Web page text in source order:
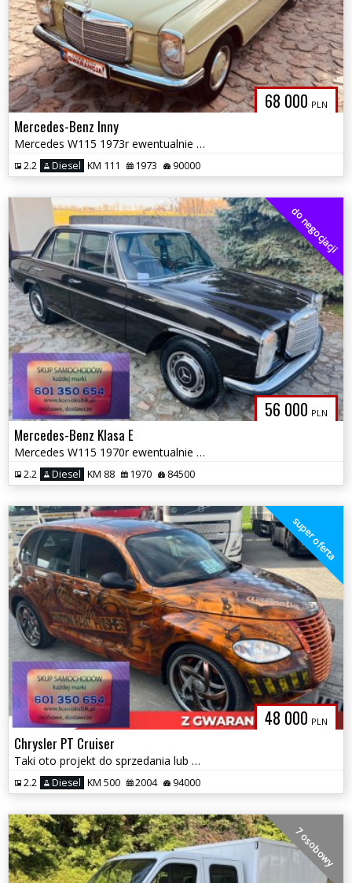
68 000 PLN
Mercedes-Benz Inny
Mercedes W115 1973r ewentualnie zamienię mam również W114
2.2 Diesel KM 111 1973 90000
56 000 PLN
do negocjacji
Mercedes-Benz Klasa E
Mercedes W115 1970r ewentualnie przyjmę w rozliczeniu tańszy 65000zł
2.2 Diesel KM 88 1970 84500
48 000 PLN
super oferta
Chrysler PT Cruiser
Taki oto projekt do sprzedania lub do zamiany . zamiana
2.2 Diesel KM 500 2004 94000
7 osobowy